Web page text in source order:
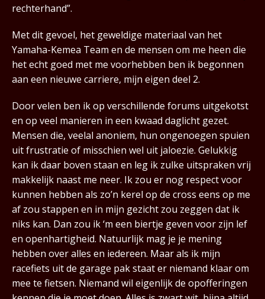
rechterhand”.
Met dit gevoel, het geweldige materiaal van het
Yamaha-Kemea Team en de mensen om me heen die
het echt goed met me voorhebben ben ik begonnen
aan een nieuwe carriere, mijn eigen deel 2.
Door velen ben ik op verschillende forums uitgekotst
en op veel manieren in een kwaad daglicht gezet.
Mensen die, veelal anoniem, hun ongenoegen spuien
uit frustratie of misschien wel uit jaloezie. Gelukkig
kan ik daar boven staan en leg ik zulke uitspraken vrij
makkelijk naast me neer. Ik zou er nog respect voor
kunnen hebben als zo’n kerel op de cross eens op me
af zou stappen en in mijn gezicht zou zeggen dat ik
niks kan. Dan zou ik ‘m een biertje geven voor zijn lef
en openhartigheid. Natuurlijk mag je je mening
hebben over alles en iedereen. Maar als ik mijn
racefiets uit de garage pak staat er niemand klaar om
mee te fietsen. Niemand wil eigenlijk de opofferingen